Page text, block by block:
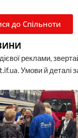
до Спільноти
реклами,
Умови й деталі